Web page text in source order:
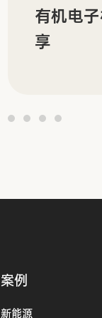
ORBYT
分享
案例
新能源